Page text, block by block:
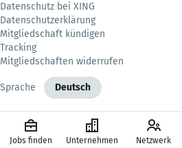
Datenschutz bei XING
Datenschutzerklärung
Mitgliedschaft kündigen
Tracking
Mitgliedschaften widerrufen
Sprache Deutsch
Jobs finden Unternehmen Netzwerk